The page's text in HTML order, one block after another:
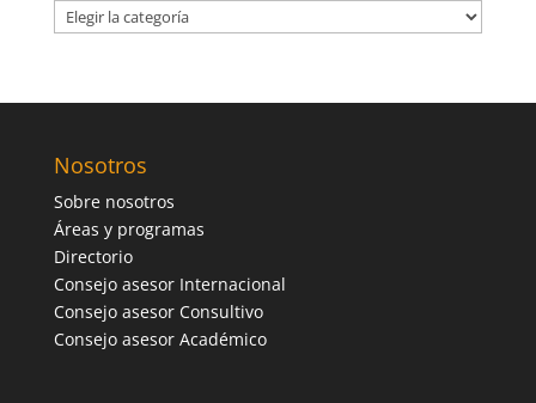
Categorías
Nosotros
Sobre nosotros
Áreas y programas
Directorio
Consejo asesor Internacional
Consejo asesor Consultivo
Consejo asesor Académico